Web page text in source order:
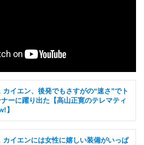
カイエン、後発でもさすがの“速さ”でト
ーに躍り出た【高山正寛のテレマティ
】
カイエンには女性に嬉しい装備がいっぱ